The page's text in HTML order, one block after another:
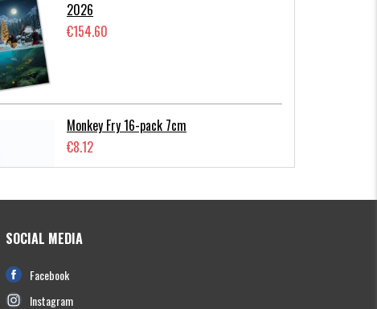
2026
€154.60
Monkey Fry 16-pack 7cm
€8.12
pack
€12.68
SOCIAL MEDIA
Facebook
Instagram